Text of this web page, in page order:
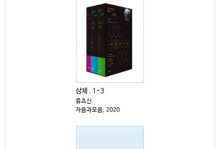
삼체 . 1-3
류츠신
자음과모음, 2020